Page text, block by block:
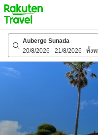
to
top
page
Auberge Sunada
20/8/2026 - 21/8/2026 ทั้ง